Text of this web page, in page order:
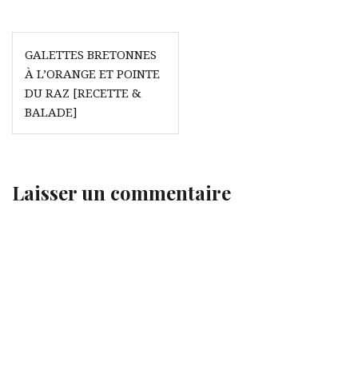
Navigation
de
l’article
GALETTES BRETONNES
À L’ORANGE ET POINTE
DU RAZ [RECETTE &
BALADE]
Laisser un commentaire